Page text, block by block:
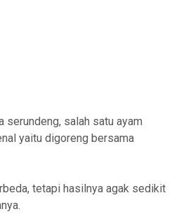
serundeng, salah satu ayam
yaitu digoreng bersama
tetapi hasilnya agak sedikit